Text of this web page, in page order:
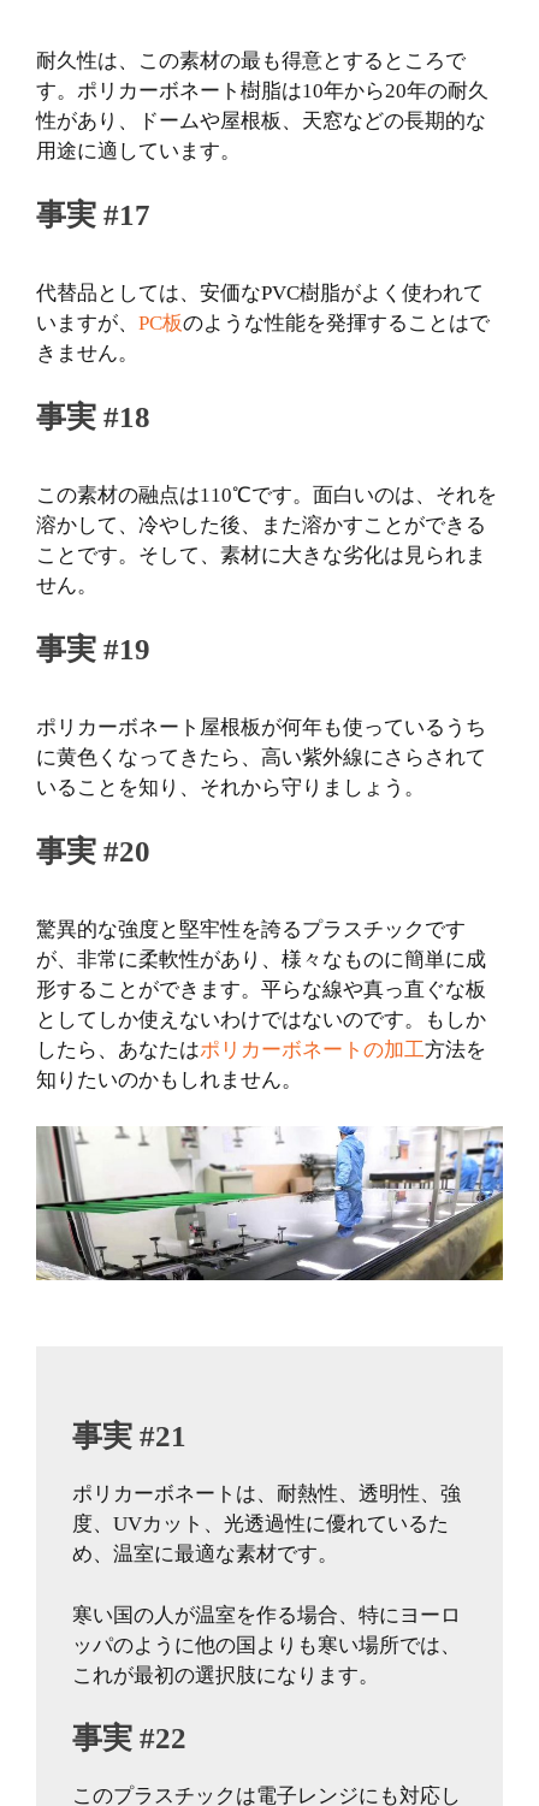
耐久性は、この素材の最も得意とするところで
す。ポリカーボネート樹脂は10年から20年の耐久
性があり、ドームや屋根板、天窓などの長期的な
用途に適しています。
事実 #17
代替品としては、安価なPVC樹脂がよく使われて
いますが、 PC板のような性能を発揮することはで
きません。
事実 #18
この素材の融点は110℃です。面白いのは、それを
溶かして、冷やした後、また溶かすことができる
ことです。そして、素材に大きな劣化は見られま
せん。
事実 #19
ポリカーボネート屋根板が何年も使っているうち
に黄色くなってきたら、高い紫外線にさらされて
いることを知り、それから守りましょう。
事実 #20
驚異的な強度と堅牢性を誇るプラスチックです
が、非常に柔軟性があり、様々なものに簡単に成
形することができます。平らな線や真っ直ぐな板
としてしか使えないわけではないのです。もしか
したら、あなたはポリカーボネートの加工方法を
知りたいのかもしれません。
事実 #21
ポリカーボネートは、耐熱性、透明性、強
度、UVカット、光透過性に優れているた
め、温室に最適な素材です。
寒い国の人が温室を作る場合、特にヨーロ
ッパのように他の国よりも寒い場所では、
これが最初の選択肢になります。
事実 #22
このプラスチックは電子レンジにも対応し